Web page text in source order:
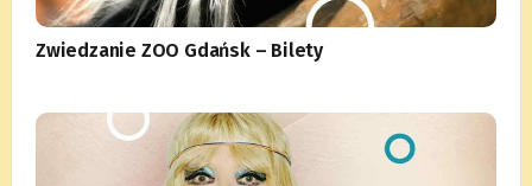
Zwiedzanie ZOO Gdańsk – Bilety